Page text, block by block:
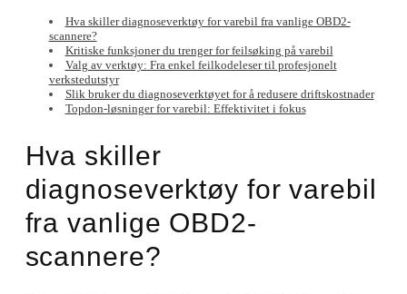
Hva skiller diagnoseverktøy for varebil fra vanlige OBD2-
scannere?
Kritiske funksjoner du trenger for feilsøking på varebil
Valg av verktøy: Fra enkel feilkodeleser til profesjonelt
verkstedutstyr
Slik bruker du diagnoseverktøyet for å redusere driftskostnader
Topdon-løsninger for varebil: Effektivitet i fokus
Hva skiller
diagnoseverktøy for varebil
fra vanlige OBD2-
scannere?